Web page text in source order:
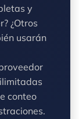
y
¿Otros
usarán
conteo